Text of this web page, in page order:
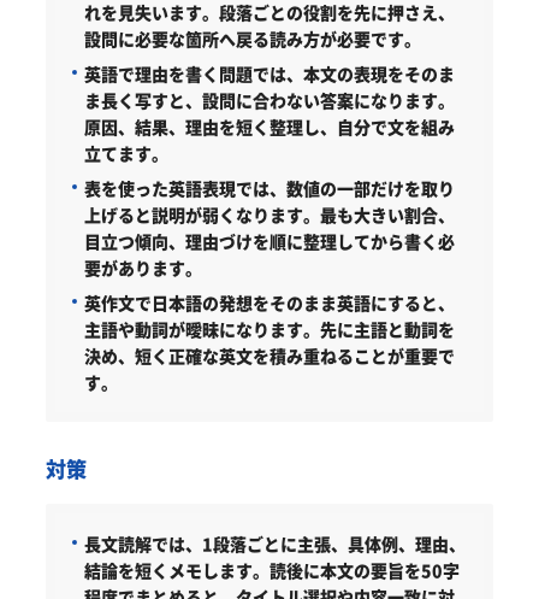
れを見失います。段落ごとの役割を先に押さえ、
設問に必要な箇所へ戻る読み方が必要です。
英語で理由を書く問題では、本文の表現をそのま
ま長く写すと、設問に合わない答案になります。
原因、結果、理由を短く整理し、自分で文を組み
立てます。
表を使った英語表現では、数値の一部だけを取り
上げると説明が弱くなります。最も大きい割合、
目立つ傾向、理由づけを順に整理してから書く必
要があります。
英作文で日本語の発想をそのまま英語にすると、
主語や動詞が曖昧になります。先に主語と動詞を
決め、短く正確な英文を積み重ねることが重要で
す。
対策
長文読解では、1段落ごとに主張、具体例、理由、
結論を短くメモします。読後に本文の要旨を50字